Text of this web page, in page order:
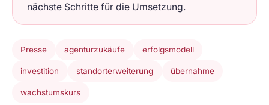
nächste Schritte für die Umsetzung.
Presse agenturzukäufe erfolgsmodell
investition standorterweiterung übernahme
wachstumskurs